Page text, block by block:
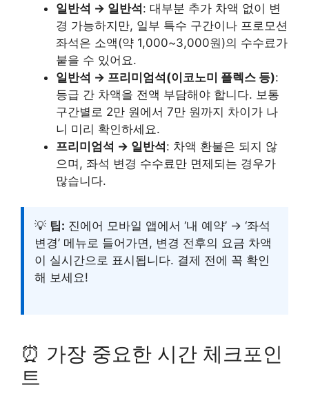
일반석 → 일반석: 대부분 추가 차액 없이 변
경 가능하지만, 일부 특수 구간이나 프로모션
좌석은 소액(약 1,000~3,000원)의 수수료가
붙을 수 있어요.
일반석 → 프리미엄석(이코노미 플렉스 등):
등급 간 차액을 전액 부담해야 합니다. 보통
구간별로 2만 원에서 7만 원까지 차이가 나
니 미리 확인하세요.
프리미엄석 → 일반석: 차액 환불은 되지 않
으며, 좌석 변경 수수료만 면제되는 경우가
많습니다.
💡 팁: 진에어 모바일 앱에서 ‘내 예약’ → ‘좌석
변경’ 메뉴로 들어가면, 변경 전후의 요금 차액
이 실시간으로 표시됩니다. 결제 전에 꼭 확인
해 보세요!
⏰ 가장 중요한 시간 체크포인
트